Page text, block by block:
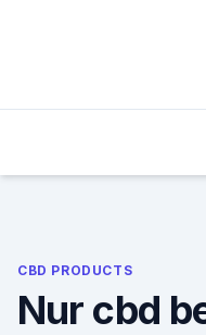
CBD PRODUCTS
Nur cbd